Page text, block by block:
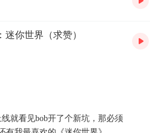
你世界（求赞）
就看见bob开了个新坑，那必须